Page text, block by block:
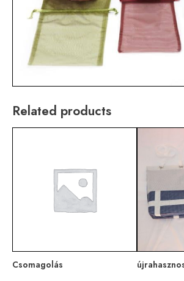
Related products
Csomagolás